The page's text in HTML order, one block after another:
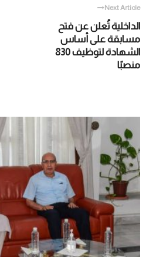
Next Article
الداخلية تُعلن عن فتح
مسابقة على أساس
الشهادة لتوظيف 830
منصبًا